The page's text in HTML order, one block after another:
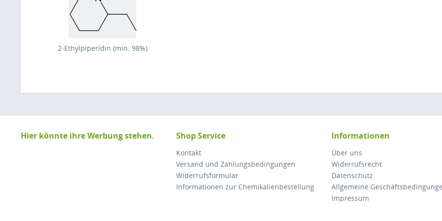
2-Ethylpiperidin (min. 98%)
Hier könnte ihre Werbung stehen. Shop Service
Kontakt
Versand und Zahlungsbedingungen
Widerrufsformular
Informationen zur Chemikalienbestellung
Informationen
Über uns
Widerrufsrecht
Datenschutz
Allgemeine
Impressum